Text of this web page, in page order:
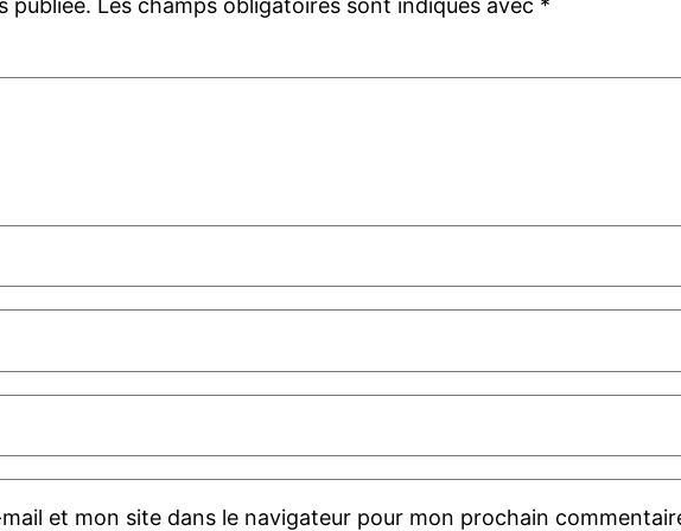
et mon site dans le navigateur pour mon prochain